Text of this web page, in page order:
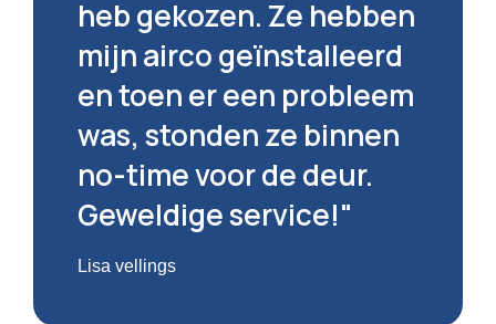
heb gekozen. Ze hebben
mijn airco geïnstalleerd
en toen er een probleem
was, stonden ze binnen
no-time voor de deur.
Geweldige service!"
Lisa vellings